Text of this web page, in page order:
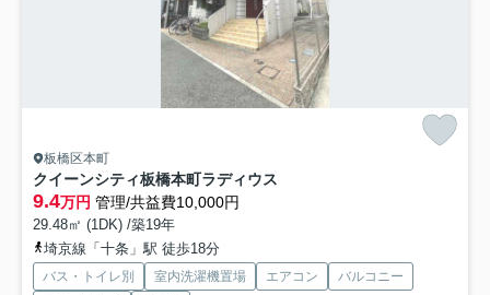
板橋区本町
クイーンシティ板橋本町ラディウス
9.4万円 管理/共益費10,000円
29.48㎡ (1DK) /築19年
埼京線「十条」駅 徒歩18分
バス・トイレ別 室内洗濯機置場 エアコン
バルコニー